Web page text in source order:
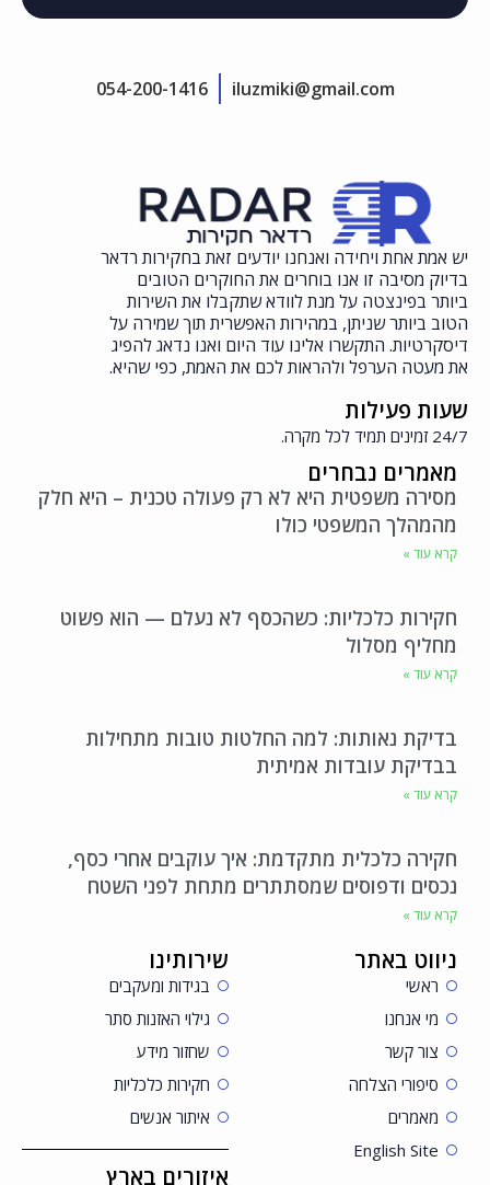
iluzmiki@gmail.com
054-200-1416
יש אמת אחת ויחידה ואנחנו יודעים זאת בחקירות רדאר
בדיוק מסיבה זו אנו בוחרים את החוקרים הטובים
ביותר בפינצטה על מנת לוודא שתקבלו את השירות
הטוב ביותר שניתן, במהירות האפשרית תוך שמירה על
דיסקרטיות. התקשרו אלינו עוד היום ואנו נדאג להפיג
את מעטה הערפל ולהראות לכם את האמת, כפי שהיא.
שעות פעילות
24/7 זמינים תמיד לכל מקרה.
מאמרים נבחרים
מסירה משפטית היא לא רק פעולה טכנית – היא חלק
מהמהלך המשפטי כולו
קרא עוד »
חקירות כלכליות: כשהכסף לא נעלם — הוא פשוט
מחליף מסלול
קרא עוד »
בדיקת נאותות: למה החלטות טובות מתחילות
בבדיקת עובדות אמיתית
קרא עוד »
חקירה כלכלית מתקדמת: איך עוקבים אחרי כסף,
נכסים ודפוסים שמסתתרים מתחת לפני השטח
קרא עוד »
ניווט באתר
ראשי
מי אנחנו
צור קשר
סיפורי הצלחה
מאמרים
English Site
שירותינו
בגידות ומעקבים
גילוי האזנות סתר
שחזור מידע
חקירות כלכליות
איתור אנשים
איזורים בארץ